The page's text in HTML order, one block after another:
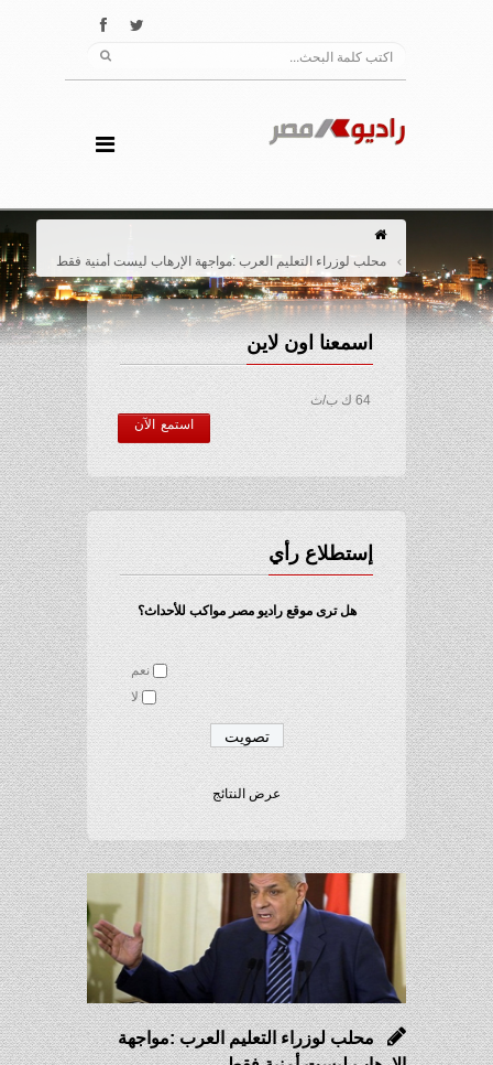
محلب لوزراء التعليم العرب :مواجهة الإرهاب ليست أمنية فقط
اسمعنا اون لاين
64 ك ب/ث
استمع الآن
إستطلاع رأي
هل ترى موقع راديو مصر مواكب للأحداث؟
نعم
لا
عرض النتائج
محلب لوزراء التعليم العرب :مواجهة